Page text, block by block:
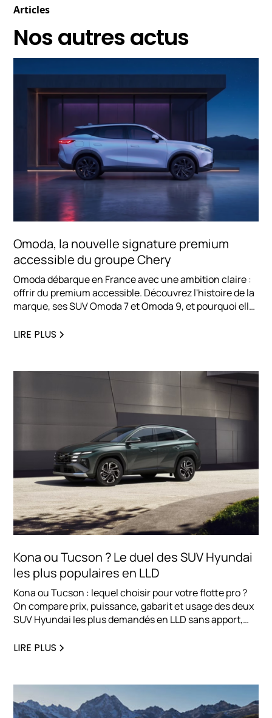
Articles
Nos autres actus
Omoda, la nouvelle signature premium
accessible du groupe Chery
Omoda débarque en France avec une ambition claire :
offrir du premium accessible. Découvrez l'histoire de la
marque, ses SUV Omoda 7 et Omoda 9, et pourquoi elle
alternative électrifiée haut de gamme.
LIRE PLUS
Kona ou Tucson ? Le duel des SUV Hyundai
les plus populaires en LLD
Kona ou Tucson : lequel choisir pour votre flotte pro ?
On compare prix, puissance, gabarit et usage des deux
SUV Hyundai les plus demandés en LLD sans apport,
LIRE PLUS